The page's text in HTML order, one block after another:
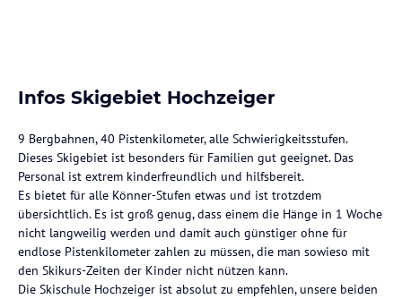
Infos Skigebiet Hochzeiger
9 Bergbahnen, 40 Pistenkilometer, alle Schwierigkeitsstufen.
Dieses Skigebiet ist besonders für Familien gut geeignet. Das
Personal ist extrem kinderfreundlich und hilfsbereit.
Es bietet für alle Könner-Stufen etwas und ist trotzdem
übersichtlich. Es ist groß genug, dass einem die Hänge in 1 Woche
nicht langweilig werden und damit auch günstiger ohne für
endlose Pistenkilometer zahlen zu müssen, die man sowieso mit
den Skikurs-Zeiten der Kinder nicht nützen kann.
Die Skischule Hochzeiger ist absolut zu empfehlen, unsere beiden